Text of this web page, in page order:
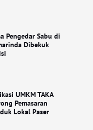
Pengedar Sabu di
Dibekuk
UMKM TAKA
Pemasaran
Lokal Paser